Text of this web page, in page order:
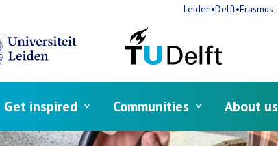
Get inspired Communities About us
Leiden•Delft•Erasmus